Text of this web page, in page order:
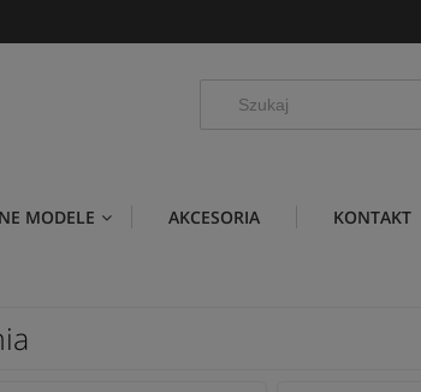
MODELE AKCESORIA KONTAKT